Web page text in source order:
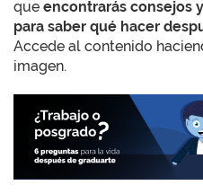
que encontrarás consejos
para saber qué hacer
Accede al contenido
imagen.